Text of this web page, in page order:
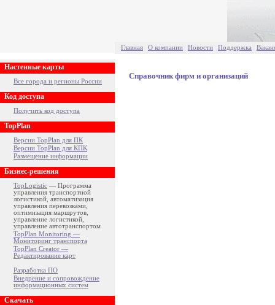
Главная О компании Новости Поддержка
Настенные карты
Все города и регионы России
Код доступа
Получить код доступа
TopPlan
Версии TopPlan для ПК
Версии TopPlan для КПК
Размещение информации
Бизнес-решения
TopLogistic — Программа
управления транспортной
логистикой, автоматизация
управления перевозками,
оптимизация маршрутов,
управление логистикой,
управление автотранспортом
TopPlan Monitoring —
Мониторинг транспорта
TopPlan Creator —
Редактирование карт
Разработка ПО
Внедрение и сопровождение
информационных систем
Скачать
Справочник фирм и организаций